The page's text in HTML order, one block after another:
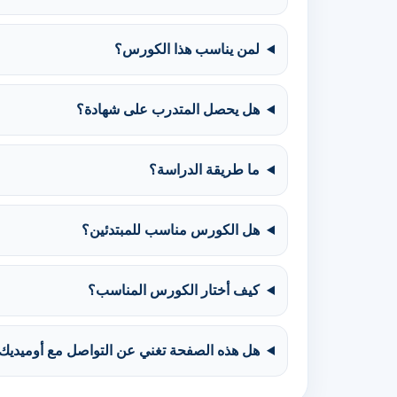
لمن يناسب هذا الكورس؟
هل يحصل المتدرب على شهادة؟
ما طريقة الدراسة؟
هل الكورس مناسب للمبتدئين؟
كيف أختار الكورس المناسب؟
هل هذه الصفحة تغني عن التواصل مع